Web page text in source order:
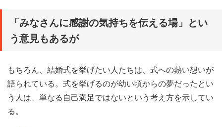
「みなさんに感謝の気持ちを伝える場」とい
う意見もあるが
もちろん、結婚式を挙げたい人たちは、式への熱い想いが
語られている。式を挙げるのが幼い頃からの夢だったとい
う人は、単なる自己満足ではないという考え方を示してい
る。